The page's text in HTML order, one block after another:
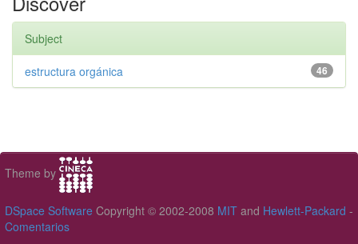
Subject
46
estructura orgánica
Theme by
DSpace Software Copyright © 2002-2008 MIT and Hewlett-Packard -
Comentarios